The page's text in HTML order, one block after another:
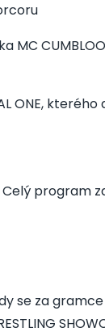
MC
ONE,
program
se za